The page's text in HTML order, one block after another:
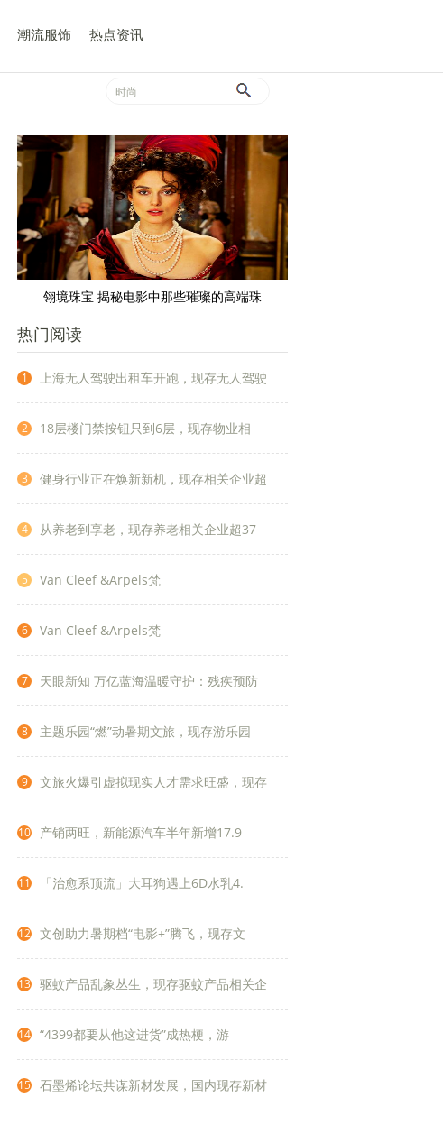
潮流服饰 热点资讯
翎境珠宝 揭秘电影中那些璀璨的高端珠
热门阅读
1 上海无人驾驶出租车开跑，现存无人驾驶
2 18层楼门禁按钮只到6层，现存物业相
3 健身行业正在焕新新机，现存相关企业超
4 从养老到享老，现存养老相关企业超37
5 Van Cleef &Arpels梵
6 Van Cleef &Arpels梵
7 天眼新知 万亿蓝海温暖守护：残疾预防
8 主题乐园“燃”动暑期文旅，现存游乐园
9 文旅火爆引虚拟现实人才需求旺盛，现存
10 产销两旺，新能源汽车半年新增17.9
11 「治愈系顶流」大耳狗遇上6D水乳4.
12 文创助力暑期档“电影+”腾飞，现存文
13 驱蚊产品乱象丛生，现存驱蚊产品相关企
14 “4399都要从他这进货”成热梗，游
15 石墨烯论坛共谋新材发展，国内现存新材